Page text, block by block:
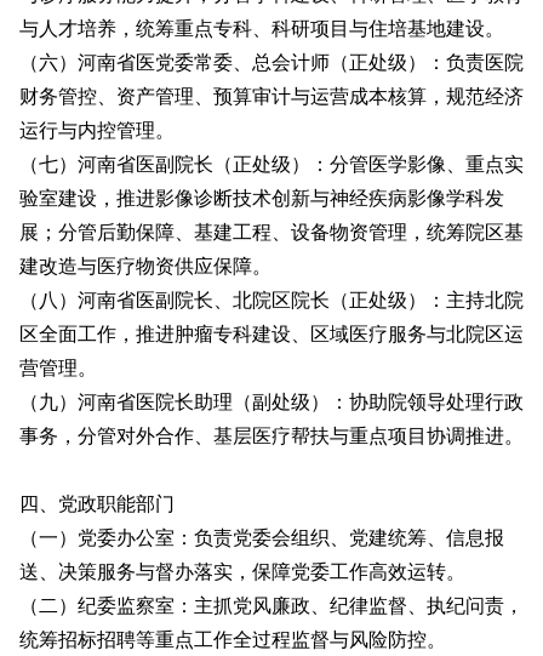
与人才培养，统筹重点专科、科研项目与住培基地建设。
（六）河南省医党委常委、总会计师（正处级）：负责医院
财务管控、资产管理、预算审计与运营成本核算，规范经济
运行与内控管理。
（七）河南省医副院长（正处级）：分管医学影像、重点实
验室建设，推进影像诊断技术创新与神经疾病影像学科发
展；分管后勤保障、基建工程、设备物资管理，统筹院区基
建改造与医疗物资供应保障。
（八）河南省医副院长、北院区院长（正处级）：主持北院
区全面工作，推进肿瘤专科建设、区域医疗服务与北院区运
营管理。
（九）河南省医院长助理（副处级）：协助院领导处理行政
事务，分管对外合作、基层医疗帮扶与重点项目协调推进。
四、党政职能部门
（一）党委办公室：负责党委会组织、党建统筹、信息报
送、决策服务与督办落实，保障党委工作高效运转。
（二）纪委监察室：主抓党风廉政、纪律监督、执纪问责，
统筹招标招聘等重点工作全过程监督与风险防控。